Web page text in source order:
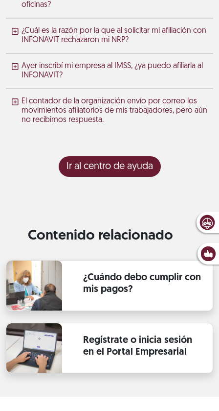
oficinas?
¿Cuál es la razón por la que al solicitar mi afiliación con
INFONAVIT rechazaron mi NRP?
Ayer inscribí mi empresa al IMSS, ¿ya puedo afiliarla al
INFONAVIT?
El contador de la organización envío por correo los
movimientos afiliatorios de mis trabajadores, pero aún
no recibimos respuesta.
Ir al centro de ayuda
Contenido relacionado
¿Cuándo debo cumplir con
mis pagos?
Regístrate o inicia sesión
en el Portal Empresarial